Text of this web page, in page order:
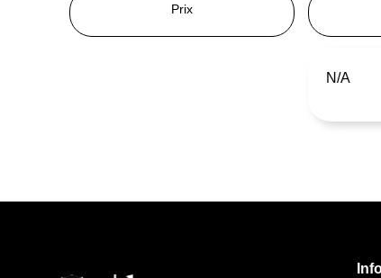
Prix
N/A